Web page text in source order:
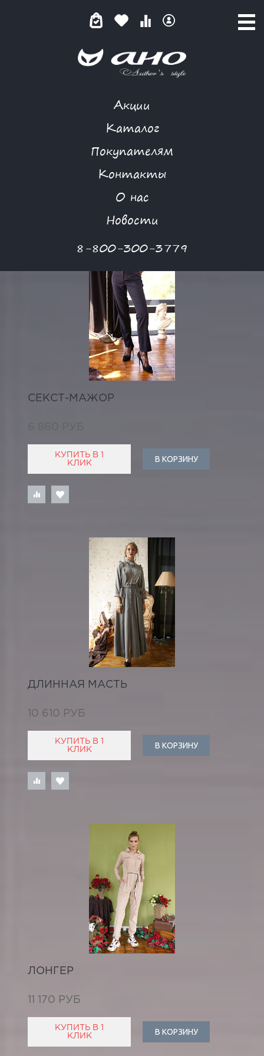
Акции
Каталог
Покупателям
Контакты
О нас
Новости
8-800-300-3779
MORGANNA
СЕКСТ-МАЖОР
КУПИТЬ В 1
КЛИК
В КОРЗИНУ
ДЛИННАЯ МАСТЬ
10 610 РУБ
КУПИТЬ В 1
КЛИК
В КОРЗИНУ
ЛОНГЕР
11 170 РУБ
КУПИТЬ В 1
КЛИК
В КОРЗИНУ